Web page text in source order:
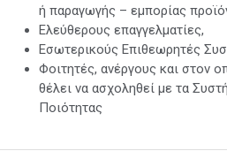
ή παραγωγής – εμπορίας
Ελεύθερους επαγγελματίες,
Εσωτερικούς Επιθεωρητές
Φοιτητές, ανέργους και στον
θέλει να ασχοληθεί με τα
Ποιότητας